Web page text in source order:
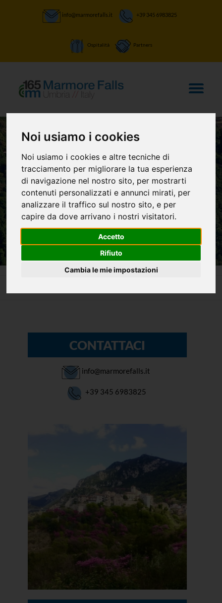
Noi usiamo i cookies
Noi usiamo i cookies e altre tecniche di
tracciamento per migliorare la tua esperienza
di navigazione nel nostro sito, per mostrarti
contenuti personalizzati e annunci mirati, per
analizzare il traffico sul nostro sito, e per
capire da dove arrivano i nostri visitatori.
Accetto
Rifiuto
Cambia le mie impostazioni
info@marmorefalls.it +39 345 6983825
Ospitalità Partners
LASCIATI STUPIRE:
Ammappa che
mappa
CONTATTACI
info@marmorefalls.it
+39 345 6983825